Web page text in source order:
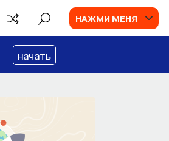
НАЖМИ МЕНЯ
начать